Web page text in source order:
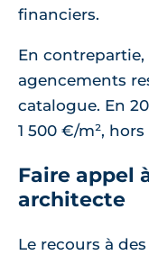
financiers.
En
agencements
catalogue. En
1 500 €/m²,
Faire appel
architecte
Le recours à